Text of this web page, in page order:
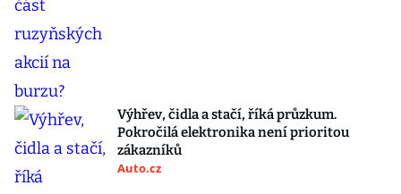
Výhřev, čidla a stačí, říká průzkum.
Pokročilá elektronika není prioritou
zákazníků
Auto.cz